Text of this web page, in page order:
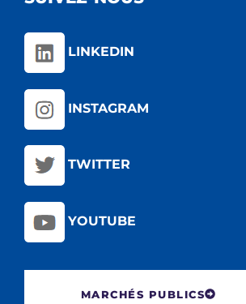
LINKEDIN
INSTAGRAM
TWITTER
YOUTUBE
MARCHÉS PUBLICS